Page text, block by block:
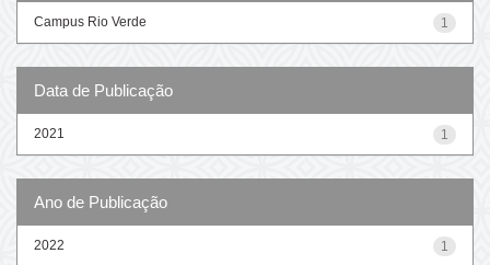
1
Campus Rio Verde
Data de Publicação
1
2021
Ano de Publicação
1
2022